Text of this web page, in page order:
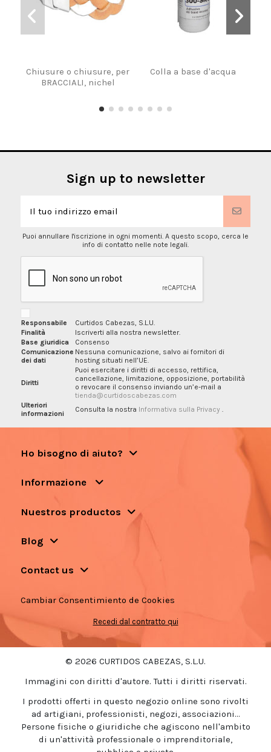
Chiusure o chiusure, per
BRACCIALI, nichel
Colla a base d'acqua
Sign up to newsletter
Puoi annullare l'iscrizione in ogni momenti. A questo scopo, cerca le
info di contatto nelle note legali.
Responsabile
Curtidos Cabezas, S.L.U.
Finalità
Iscriverti alla nostra newsletter.
Base giuridica
Consenso
Comunicazione
dei dati
Nessuna comunicazione, salvo ai fornitori di
hosting situati nell’UE.
Diritti
Puoi esercitare i diritti di accesso, rettifica,
cancellazione, limitazione, opposizione, portabilità
o revocare il consenso inviando un’e-mail a
tienda@curtidoscabezas.com
Ulteriori
informazioni
Consulta la nostra Informativa sulla Privacy
Ho bisogno di aiuto?
Informazione
Nuestros productos
Blog
Contact us
Cambiar Consentimiento de Cookies
Recedi dal contratto qui
© 2026 CURTIDOS CABEZAS, S.L.U.
Immagini con diritti d'autore. Tutti i diritti riservati.
I prodotti offerti in questo negozio online sono rivolti
ad artigiani, professionisti, negozi, associazioni...
Persone fisiche o giuridiche che agiscono nell'ambito
di un'attività professionale o imprenditoriale,